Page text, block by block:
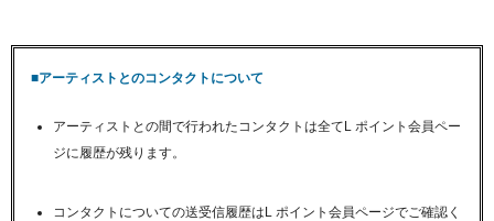
■アーティストとのコンタクトについて
アーティストとの間で行われたコンタクトは全てL ポイント会員ペー
ジに履歴が残ります。
コンタクトについての送受信履歴はL ポイント会員ページでご確認く